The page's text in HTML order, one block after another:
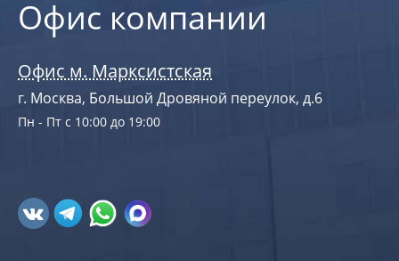
Офис компании
Офис м. Марксистская
г. Москва, Большой Дровяной переулок, д.6
Пн - Пт с 10:00 до 19:00